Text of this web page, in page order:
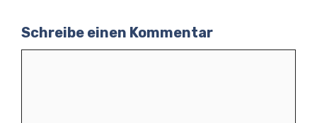
Schreibe einen Kommentar